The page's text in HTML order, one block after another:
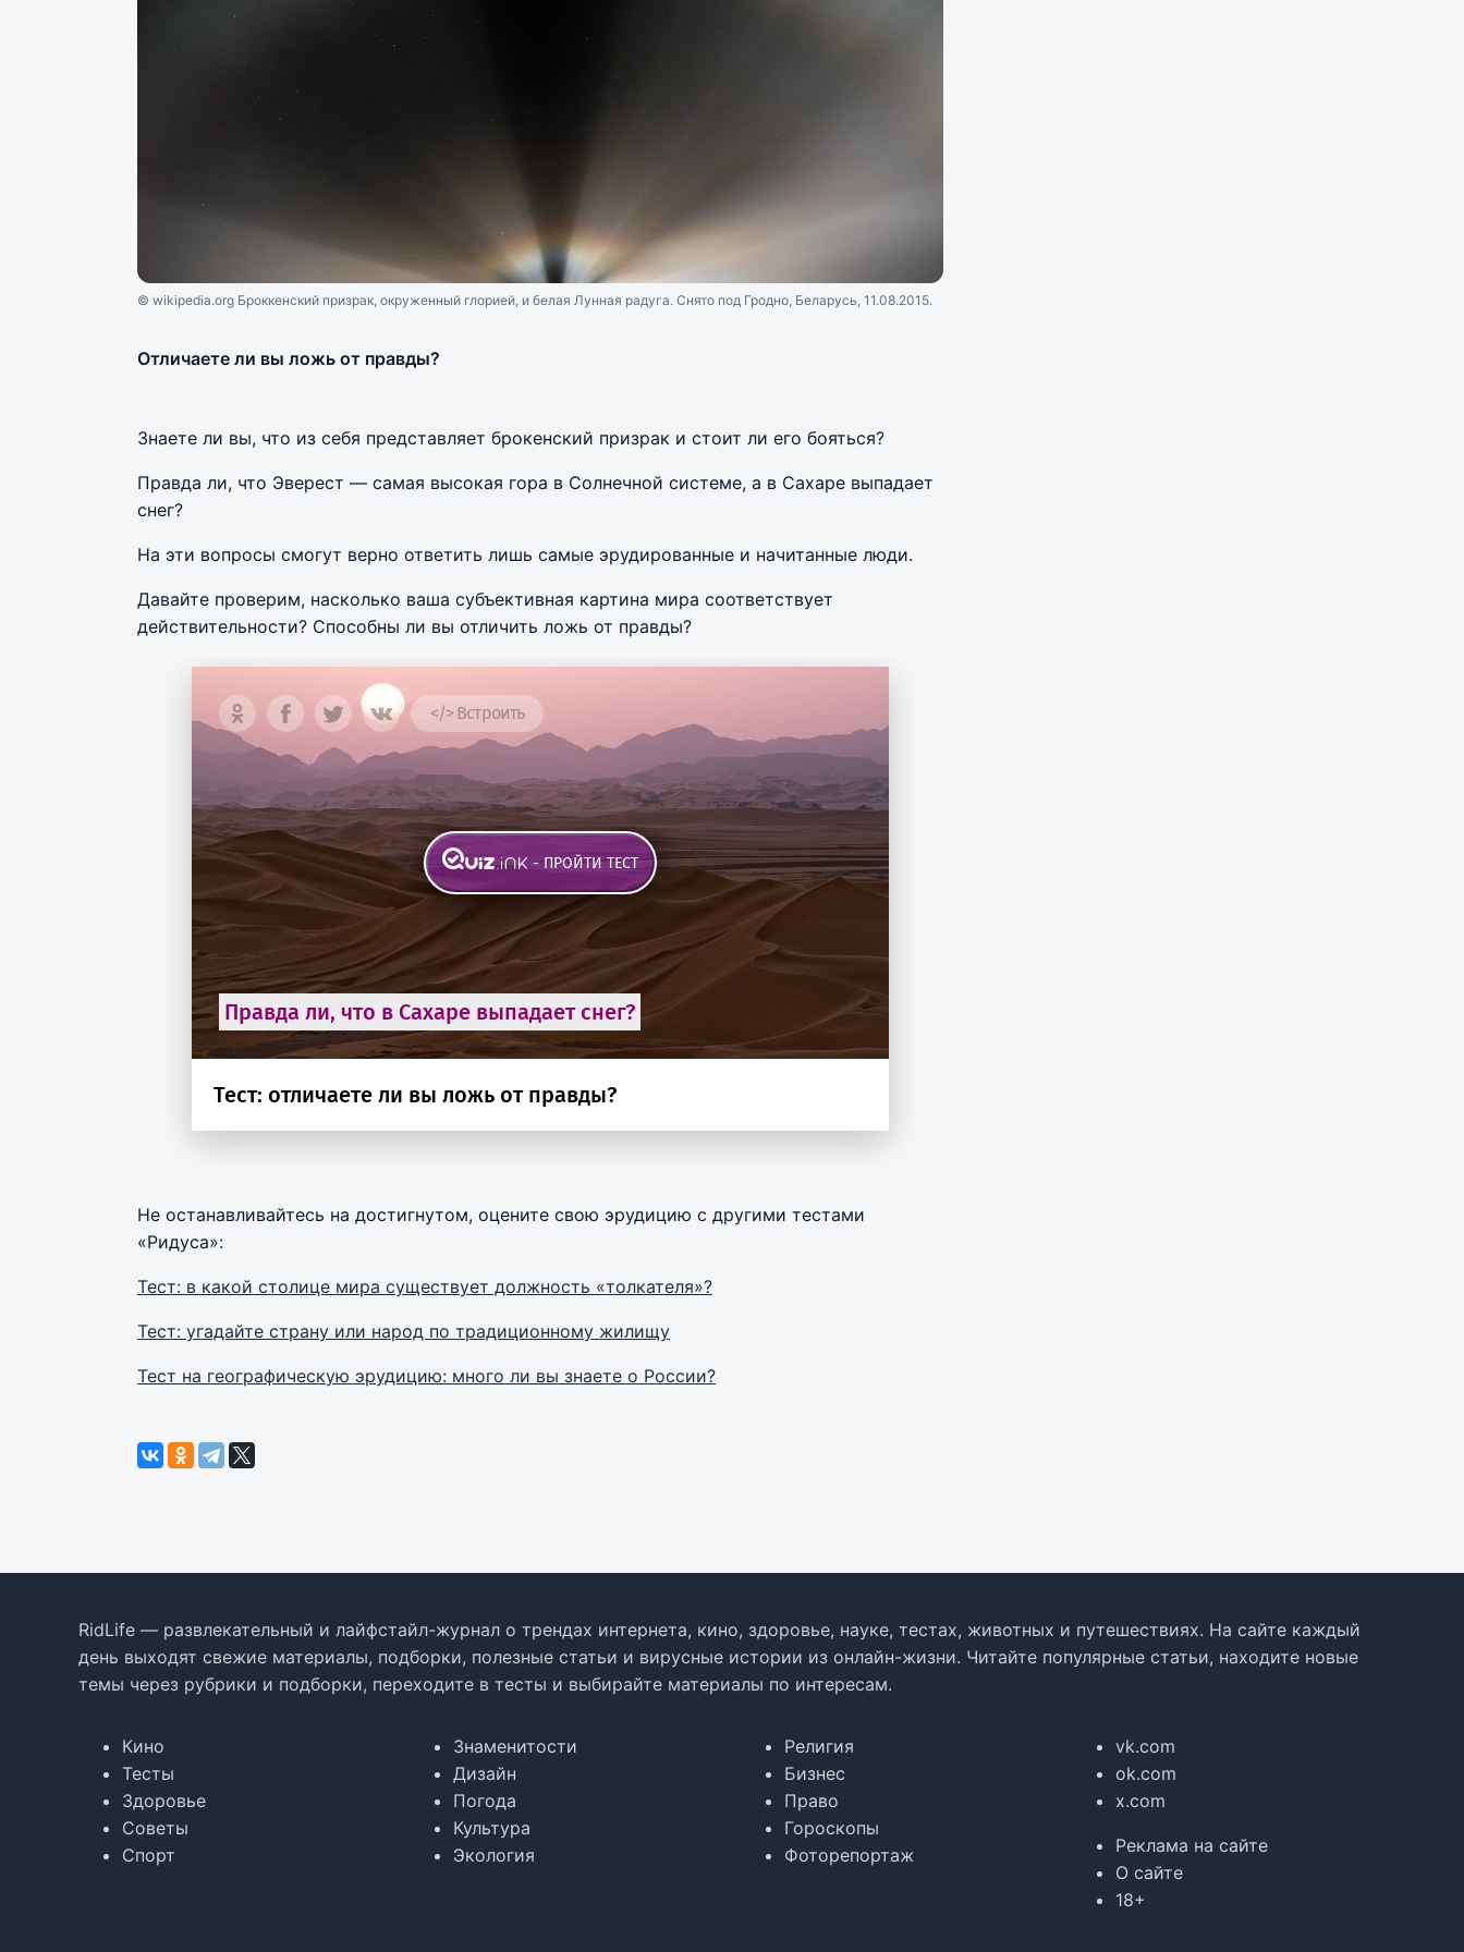
© wikipedia.org Броккенский призрак, окруженный глорией, и белая Лунная радуга. Снято под Гродно, Беларусь, 11.08.2015.
Отличаете ли вы ложь от правды?
Знаете ли вы, что из себя представляет брокенский призрак и стоит ли его бояться?
Правда ли, что Эверест — самая высокая гора в Солнечной системе, а в Сахаре выпадает
снег?
На эти вопросы смогут верно ответить лишь самые эрудированные и начитанные люди.
Давайте проверим, насколько ваша субъективная картина мира соответствует
действительности? Способны ли вы отличить ложь от правды?
Не останавливайтесь на достигнутом, оцените свою эрудицию с другими тестами
«Ридуса»:
Тест: в какой столице мира существует должность «толкателя»?
Тест: угадайте страну или народ по традиционному жилищу
Тест на географическую эрудицию: много ли вы знаете о России?
RidLife — развлекательный и лайфстайл-журнал о трендах интернета, кино, здоровье, науке, тестах, животных и путешествиях. На сайте каждый
день выходят свежие материалы, подборки, полезные статьи и вирусные истории из онлайн-жизни. Читайте популярные статьи, находите новые
темы через рубрики и подборки, переходите в тесты и выбирайте материалы по интересам.
Кино
Тесты
Здоровье
Советы
Спорт
Знаменитости
Дизайн
Погода
Культура
Экология
Религия
Бизнес
Право
Гороскопы
Фоторепортаж
vk.com
ok.com
x.com
Реклама на сайте
О сайте
18+